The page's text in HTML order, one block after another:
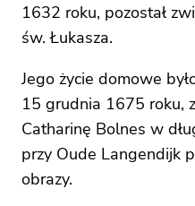
1632 roku, pozostał
św. Łukasza.
Jego życie domowe
15 grudnia 1675 roku,
Catharinę Bolnes w
przy Oude Langendijk
obrazy.